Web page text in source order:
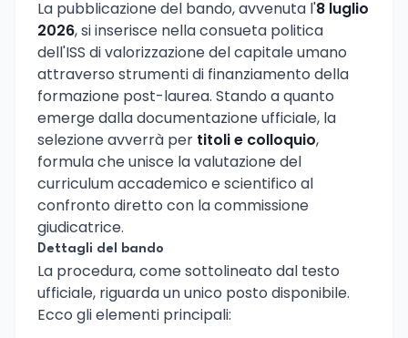
La pubblicazione del bando, avvenuta l'8 luglio
2026, si inserisce nella consueta politica
dell'ISS di valorizzazione del capitale umano
attraverso strumenti di finanziamento della
formazione post-laurea. Stando a quanto
emerge dalla documentazione ufficiale, la
selezione avverrà per titoli e colloquio,
formula che unisce la valutazione del
curriculum accademico e scientifico al
confronto diretto con la commissione
giudicatrice.
Dettagli del bando
La procedura, come sottolineato dal testo
ufficiale, riguarda un unico posto disponibile.
Ecco gli elementi principali: